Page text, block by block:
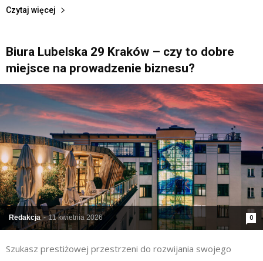
Czytaj więcej
Biura Lubelska 29 Kraków – czy to dobre
miejsce na prowadzenie biznesu?
Redakcja - 11 kwietnia 2026 0
Szukasz prestiżowej przestrzeni do rozwijania swojego